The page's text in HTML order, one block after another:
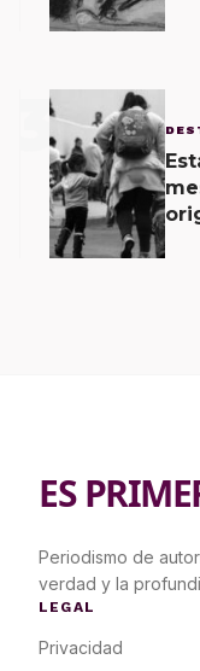
3
ES
Periodismo de
verdad y la
LEGAL
Privacidad